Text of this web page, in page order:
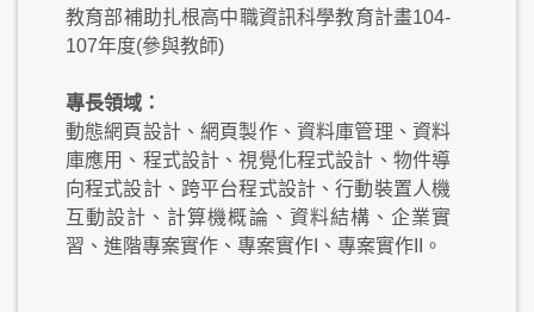
教育部補助扎根高中職資訊科學教育計畫104-
107年度(參與教師)
專長領域：
動態網頁設計、網頁製作、資料庫管理、資料
庫應用、程式設計、視覺化程式設計、物件導
向程式設計、跨平台程式設計、行動裝置人機
互動設計、計算機概論、資料結構、企業實
習、進階專案實作、專案實作I、專案實作II。